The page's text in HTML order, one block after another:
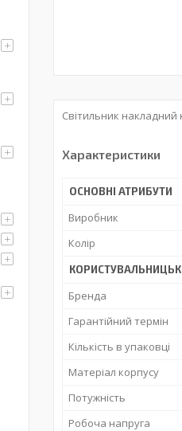
Світильник накладний
Характеристики
ОСНОВНІ АТРИБУТИ
Виробник
Колір
Бренда
Гарантійний термін
Кількість в упаковці
Матеріал корпусу
Потужність
Робоча напруга